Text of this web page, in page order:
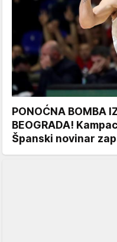
PONOĆNA BOMBA
BEOGRADA!
Španski novinar